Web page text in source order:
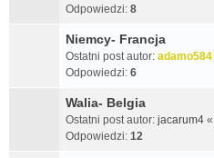
Odpowiedzi: 8
Niemcy- Francja
Ostatni post autor: adamo584
Odpowiedzi: 6
Walia- Belgia
Ostatni post autor: jacarum4 «
Odpowiedzi: 12